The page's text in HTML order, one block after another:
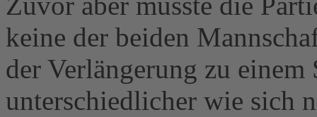
keine der beiden
der Verlängerung zu
unterschiedlicher wie sich